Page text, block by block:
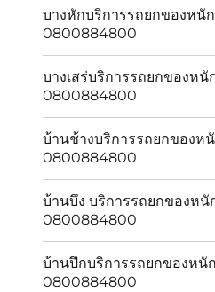
บางหักบริการรถยกของหนั
0800884800
บางเสร่บริการรถยกของห
0800884800
บ้านช้างบริการรถยกของห
0800884800
บ้านบึง บริการรถยกของห
0800884800
บ้านปึกบริการรถยกของหนั
0800884800